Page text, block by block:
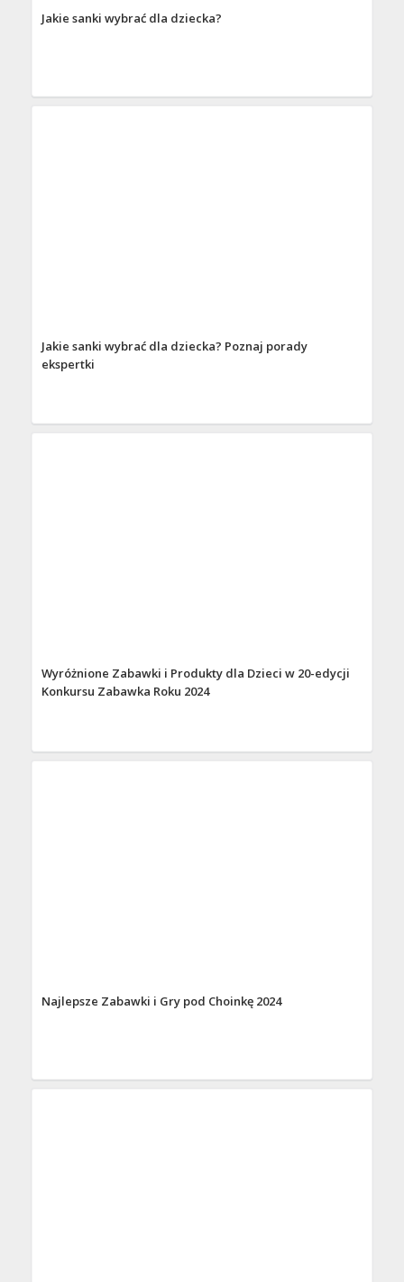
Jakie sanki wybrać dla dziecka?
Jakie sanki wybrać dla dziecka? Poznaj porady
ekspertki
Wyróżnione Zabawki i Produkty dla Dzieci w 20-edycji
Konkursu Zabawka Roku 2024
Najlepsze Zabawki i Gry pod Choinkę 2024